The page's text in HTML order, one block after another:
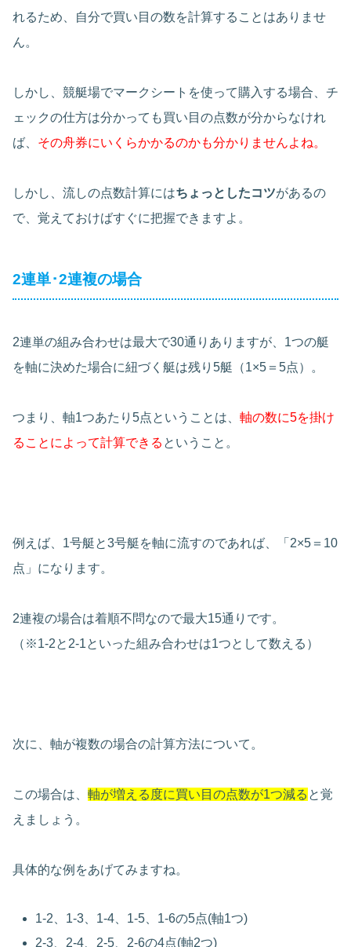
れるため、自分で買い目の数を計算することはありませ
ん。
しかし、競艇場でマークシートを使って購入する場合、チ
ェックの仕方は分かっても買い目の点数が分からなけれ
ば、 その舟券にいくらかかるのかも分かりませんよね。
しかし、流しの点数計算にはちょっとしたコツがあるの
で、覚えておけばすぐに把握できますよ。
2連単･2連複の場合
2連単の組み合わせは最大で30通りありますが、1つの艇
を軸に決めた場合に紐づく艇は残り5艇（1×5＝5点）。
つまり、軸1つあたり5点ということは、 軸の数に5を掛け
ることによって計算できる ということ。
例えば、1号艇と3号艇を軸に流すのであれば、「2×5＝10
点」になります。
2連複の場合は着順不問なので最大15通りです。
（※1-2と2-1といった組み合わせは1つとして数える）
次に、軸が複数の場合の計算方法について。
この場合は、 軸が増える度に買い目の点数が1つ減る と覚
えましょう。
具体的な例をあげてみますね。
1-2、1-3、1-4、1-5、1-6の5点(軸1つ)
2-3、2-4、2-5、2-6の4点(軸2つ)